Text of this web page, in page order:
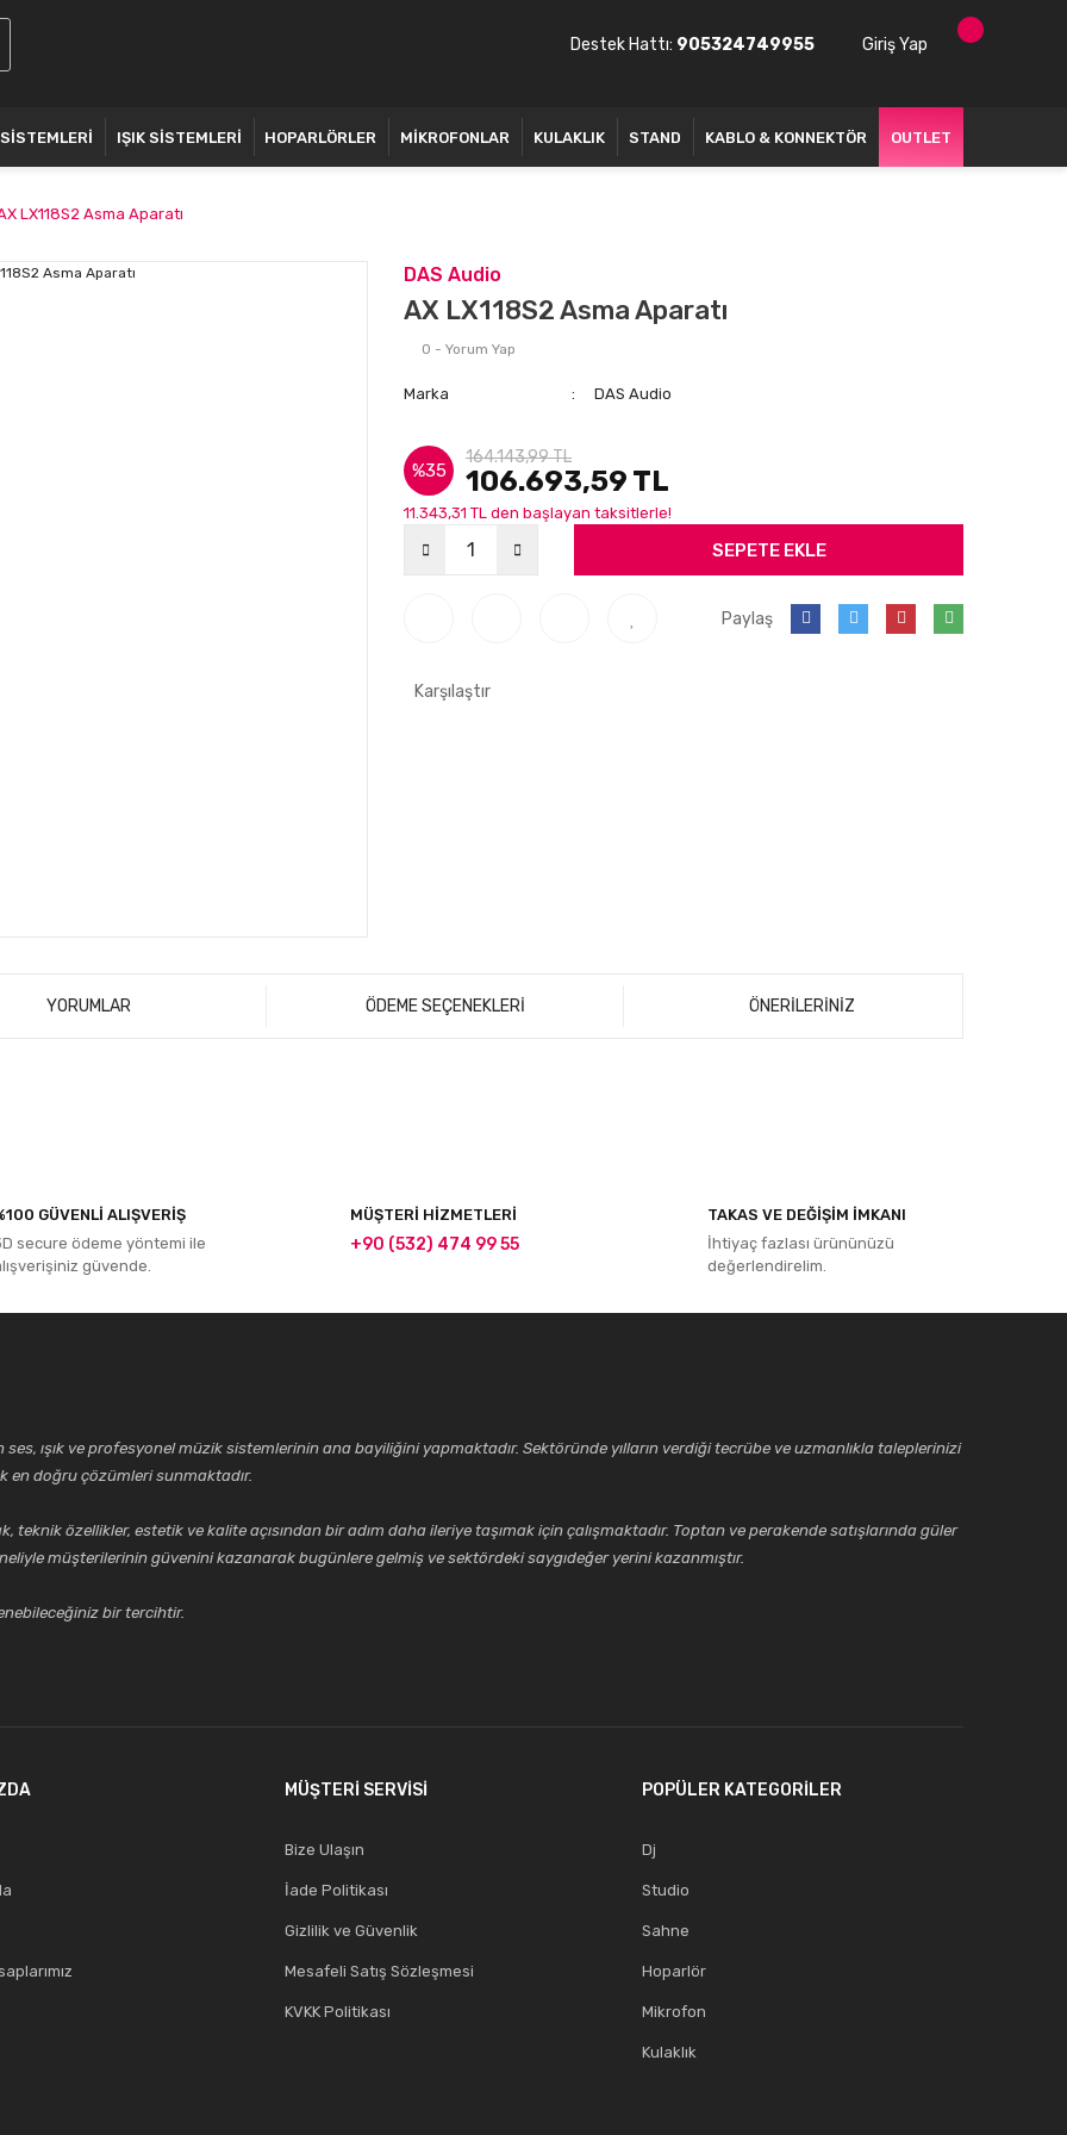
Destek Hattı: 905324749955 Giriş Yap
IŞIK SİSTEMLERİ HOPARLÖRLER MİKROFONLAR KULAKLIK STAND KABLO & KONNEKTÖR OUTLET
LX118S2 Asma Aparatı
DAS Audio
AX LX118S2 Asma Aparatı
0 - Yorum Yap
Marka DAS Audio
%35
164.143,99 TL
106.693,59 TL
11.343,31 TL den başlayan taksitlerle!
SEPETE EKLE
Paylaş
Karşılaştır
YORUMLAR ÖDEME SEÇENEKLERİ ÖNERİLERİNİZ
Bu ürüne ilk yorumu siz yapın!
Gönder
GÜVENLİ ALIŞVERİŞ
secure ödeme yöntemi ile
güvende.
MÜŞTERİ HİZMETLERİ
+90 (532) 474 99 55
TAKAS VE DEĞİŞİM İMKANI
İhtiyaç fazlası ürününüzü
değerlendirelim.
ışık ve profesyonel müzik sistemlerinin ana bayiliğini yapmaktadır. Sektöründe yılların verdiği tecrübe ve uzmanlıkla taleplerinizi
en doğru çözümleri sunmaktadır.
özellikler, estetik ve kalite açısından bir adım daha ileriye taşımak için çalışmaktadır. Toptan ve perakende satışlarında güler
müşterilerinin güvenini kazanarak bugünlere gelmiş ve sektördeki saygıdeğer yerini kazanmıştır.
bir tercihtir.
MÜŞTERİ SERVİSİ
Bize Ulaşın
İade Politikası
Gizlilik ve Güvenlik
Mesafeli Satış Sözleşmesi
KVKK Politikası
POPÜLER KATEGORİLER
Dj
Studio
Sahne
Hoparlör
Mikrofon
Kulaklık